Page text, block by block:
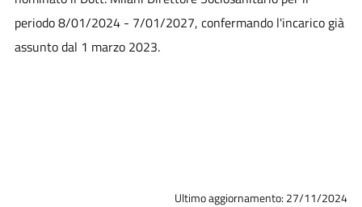
periodo 8/01/2024 - 7/01/2027, confermando l'incarico già
assunto dal 1 marzo 2023.
Ultimo aggiornamento: 27/11/2024